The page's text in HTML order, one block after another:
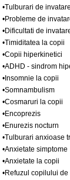
•Tulburari de
•Probleme de
•Dificultati de
•Timiditatea la copii
•Copii hiperkinetici
•ADHD - sindrom
•Insomnie la copii
•Somnambulism
•Cosmaruri la copii
•Encoprezis
•Enurezis nocturn
•Tulburari anxioase
•Anxietate simptome
•Anxietate la copii
•Refuzul copilului